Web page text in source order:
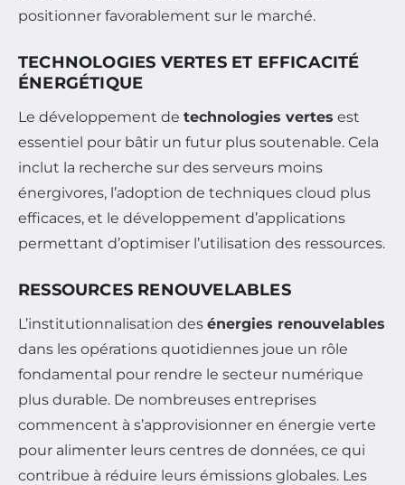
positionner favorablement sur le marché.
TECHNOLOGIES VERTES ET EFFICACITÉ
ÉNERGÉTIQUE
Le développement de technologies vertes est
essentiel pour bâtir un futur plus soutenable. Cela
inclut la recherche sur des serveurs moins
énergivores, l’adoption de techniques cloud plus
efficaces, et le développement d’applications
permettant d’optimiser l’utilisation des ressources.
RESSOURCES RENOUVELABLES
L’institutionnalisation des énergies renouvelables
dans les opérations quotidiennes joue un rôle
fondamental pour rendre le secteur numérique
plus durable. De nombreuses entreprises
commencent à s’approvisionner en énergie verte
pour alimenter leurs centres de données, ce qui
contribue à réduire leurs émissions globales. Les